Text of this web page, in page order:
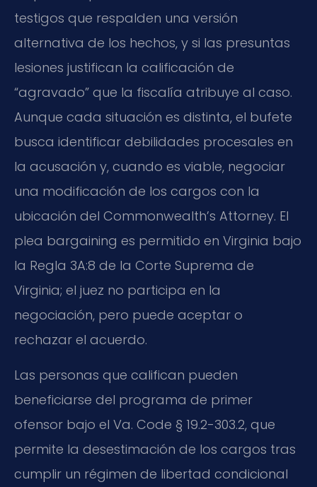
testigos que respalden una versión
alternativa de los hechos, y si las presuntas
lesiones justifican la calificación de
“agravado” que la fiscalía atribuye al caso.
Aunque cada situación es distinta, el bufete
busca identificar debilidades procesales en
la acusación y, cuando es viable, negociar
una modificación de los cargos con la
ubicación del Commonwealth’s Attorney. El
plea bargaining es permitido en Virginia bajo
la Regla 3A:8 de la Corte Suprema de
Virginia; el juez no participa en la
negociación, pero puede aceptar o
rechazar el acuerdo.
Las personas que califican pueden
beneficiarse del programa de primer
ofensor bajo el Va. Code § 19.2-303.2, que
permite la desestimación de los cargos tras
cumplir un régimen de libertad condicional